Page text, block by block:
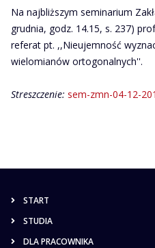
Na najbliższym seminarium
grudnia, godz. 14.15, s. 237)
referat pt. ,,Nieujemność
wielomianów ortogonalnych''.
Streszczenie: sem-zmn-04-12-
START
STUDIA
DLA PRACOWNIKA